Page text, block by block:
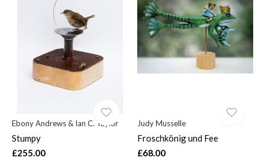
Ebony Andrews & Ian C. Taylor
Stumpy
£255.00
Judy Musselle
Froschkönig und Fee
£68.00